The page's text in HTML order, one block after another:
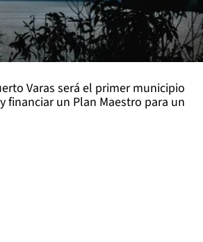
Varas será el primer municipio
financiar un Plan Maestro para un